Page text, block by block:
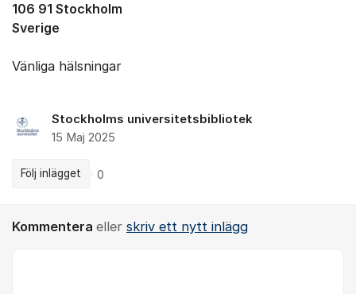
106 91 Stockholm
Sverige
Vänliga hälsningar
Stockholms universitetsbibliotek
15 Maj 2025
Följ inlägget 0
Kommentera eller skriv ett nytt inlägg